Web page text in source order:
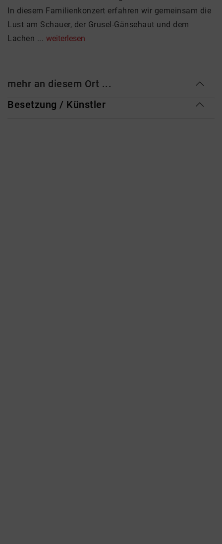
In diesem Familienkonzert erfahren wir gemeinsam die
Lust am Schauer, der Grusel-Gänsehaut und dem
Lachen ... weiterlesen
mehr an diesem Ort ...
Besetzung / Künstler